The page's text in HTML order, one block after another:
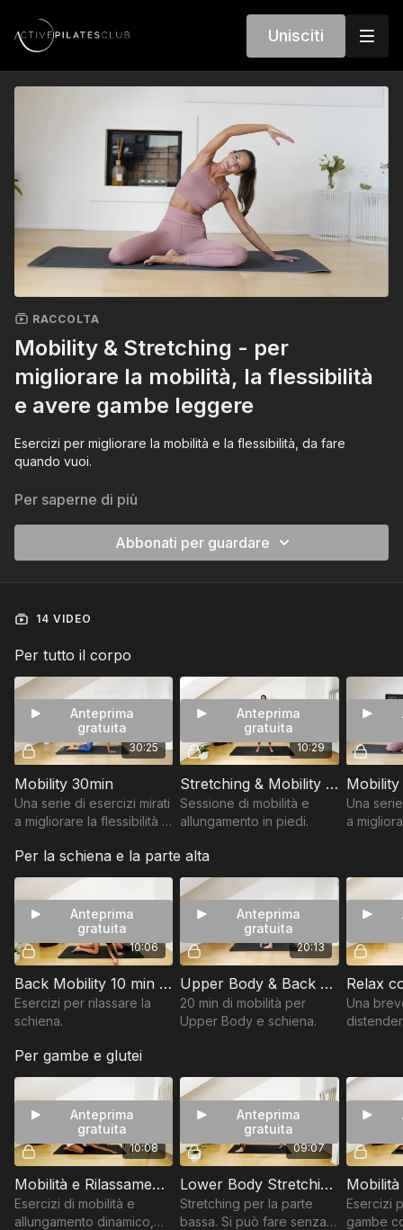
Unisciti
RACCOLTA
Mobility & Stretching - per
migliorare la mobilità, la flessibilità
e avere gambe leggere
Esercizi per migliorare la mobilità e la flessibilità, da fare
quando vuoi.
Non è una sequenza, scegli tu in base al tuo bisogno.
Per saperne di più
Abbonati per guardare
14 VIDEO
Per tutto il corpo
30:25
Anteprima
gratuita
Mobility 30min
Una serie di esercizi mirati
a migliorare la flessibilità e
10:29
Anteprima
gratuita
Stretching & Mobility in piedi 10 min | BASE
Sessione di mobilità e
allungamento in piedi.
Mobility
Una
a
Per la schiena e la parte alta
10:06
Anteprima
gratuita
Back Mobility 10 min | BASE
Esercizi per rilassare la
schiena.
20:13
Anteprima
gratuita
Upper Body & Back Mobility 20min
20 min di mobilità per
Upper Body e schiena.
Una
Per gambe e glutei
10:08
Anteprima
gratuita
Mobilità e Rilassamento Schiena 10min
Esercizi di mobilità e
allungamento dinamico,
09:07
Anteprima
gratuita
Lower Body Stretching 10 min | BASE
Stretching per la parte
bassa. Si può fare senza
Esercizi
gambe